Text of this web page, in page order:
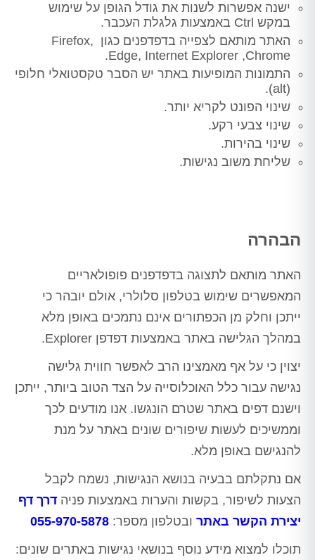
ישנה אפשרות לשנות את גודל הגופן על שימוש
במקש Ctrl באמצעות גלגלת העכבר.
האתר מותאם לצפייה בדפדפנים כגון Firefox,
Chrome,‏ Edge, Internet Explorer.
התמונות המופיעות באתר יש הסבר טקסטואלי חלופי
(alt).
שינוי הפונט לקריא יותר.
שינוי צבעי רקע.
שינוי בהירות.
שליחת משוב נגישות.
הבהרה
האתר מותאם לתצוגה בדפדפנים פופולאריים
המאפשרים שימוש בטלפון סלולרי, אולם יובהר כי
ייתכן וחלק מן הכפתורים אינם נתמכים באופן מלא
במהלך הגלישה באתר באמצעות דפדפן Explorer.
יצוין כי על אף מאמצינו הרב לאפשר חווית גלישה
נגישה עבור כלל האוכלוסייה על הצד הטוב ביותר, ייתכן
וישנם דפים באתר שטרם הונגשו. אנו מודעים לכך
וממשיכים לעשות שיפורים שונים באתר על מנת
להנגישם באופן מלא.
אם נתקלתם בבעיה בנושא הנגישות, נשמח לקבל
הצעות לשיפור, בקשות והערות באמצעות פניה דרך דף
יצירת הקשר באתר ובטלפון מספר: 055-970-5878
תוכלו למצוא מידע נוסף בנושאי נגישות באתרים שונים: